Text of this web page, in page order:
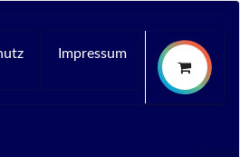
Impressum